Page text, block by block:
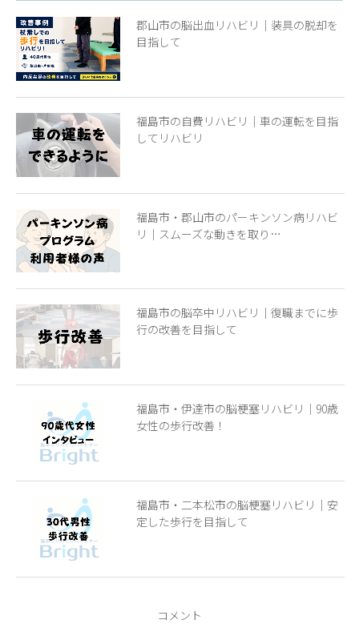
郡山市の脳出血リハビリ｜装具の脱却を
目指して
福島市の自費リハビリ｜車の運転を目指
してリハビリ
福島市・郡山市のパーキンソン病リハビ
リ｜スムーズな動きを取り…
福島市の脳卒中リハビリ｜復職までに歩
行の改善を目指して
福島市・伊達市の脳梗塞リハビリ｜90歳
女性の歩行改善！
福島市・二本松市の脳梗塞リハビリ｜安
定した歩行を目指して
コメント